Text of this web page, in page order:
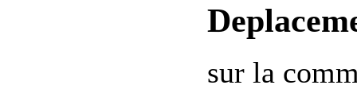
sur la